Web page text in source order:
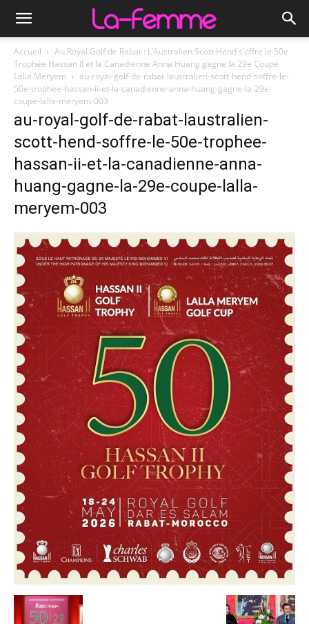
Accueil
Au Royal Golf de Rabat : L’Australien Scott Hend s’offre le 50e
Trophée Hassan II et la Canadienne Anna Huang gagne la 29e Coupe
Lalla Meryem
au-royal-golf-de-rabat-laustralien-scott-hend-soffre-le-
50e-trophee-hassan-ii-et-la-canadienne-anna-huang-gagne-la-29e-
coupe-lalla-meryem-003
au-royal-golf-de-rabat-laustralien-
scott-hend-soffre-le-50e-trophee-
hassan-ii-et-la-canadienne-anna-
huang-gagne-la-29e-coupe-lalla-
meryem-003